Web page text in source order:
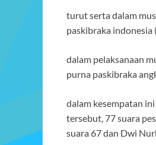
turut serta dalam
paskibraka
dalam pelaksanaan
purna paskibraka
dalam kesempatan
tersebut, 77 suara
suara 67 dan Dwi